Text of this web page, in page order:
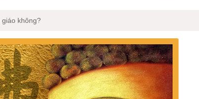
không?